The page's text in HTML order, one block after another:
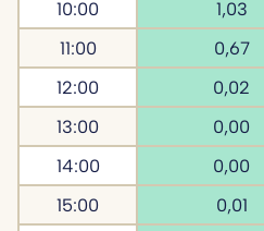
10:00
1,03
11:00
0,67
12:00
0,02
13:00
0,00
14:00
0,00
15:00
0,01